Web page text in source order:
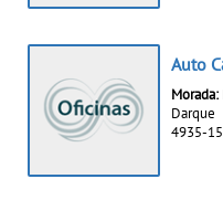
Auto
Morada:
Darque
4935-